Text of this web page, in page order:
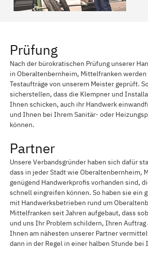
Prüfung
Nach der bürokratischen Prüfung unserer
in Oberaltenbernheim, Mittelfranken werden
Testaufträge von unserem Meister geprüft.
sicherstellen, dass die Klempner und
Ihnen schicken, auch ihr Handwerk
und Ihnen bei Ihrem Sanitär- oder
können.
Partner
Unsere Verbandsgründer haben sich dafür
dass in jeder Stadt wie Oberaltenbernheim,
genügend Handwerkprofis vorhanden sind,
schnell eingreifen können. So haben sie ein
mit Handwerksbetrieben rund um
Mittelfranken seit Jahren aufgebaut, dass
und uns Ihr Problem schildern, Ihren Auftrag
Ihnen am nähesten unserer Partner
dann in der Regel in einer halben Stunde bei